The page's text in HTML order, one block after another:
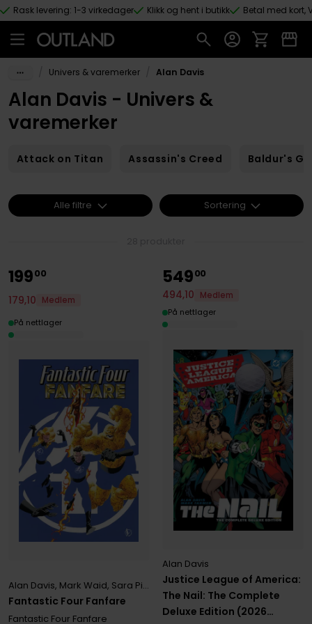
Hopp til hovedinnhold
Rask levering: 1-3 virkedager Klikk og hent i butikk Betal med kort,
Univers & varemerker Alan Davis
Alan Davis - Univers &
varemerker
Attack on Titan Assassin's Creed Baldur's
Fantastic Four Fanfare
Alan Davis, Mark Waid, Sara Pichelli
Fantastic Four Fanfare
19900
179,10
Medlem
På nettlager
Justice League of America:
The Nail: The Complete
Deluxe Edition (2026
Alan Davis
54900
494,10
Medlem
På nettlager
Alle filtre Sortering